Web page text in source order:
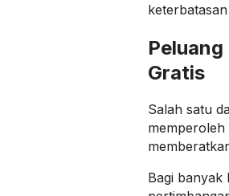
Gratis
Salah satu
Bagi banyak